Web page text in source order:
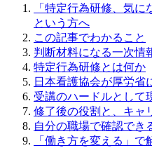
「特定行為研修、気に
という方へ
この記事でわかること
判断材料になる一次情
特定行為研修とは何か
日本看護協会が厚労省
受講のハードルとして
修了後の役割と、キャ
自分の職場で確認でき
「働き方を変える」